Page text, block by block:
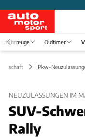
Oldtimer
Pkw-
NEUZULASSUNGEN IM
SUV-
Rally